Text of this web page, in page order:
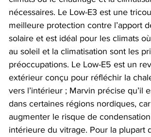
nécessaires. Le Low-E3 est une
meilleure protection contre l’apport
solaire et est idéal pour les climats
au soleil et la climatisation sont les
préoccupations. Le Low-E5 est un
extérieur conçu pour réfléchir la
vers l’intérieur ; Marvin précise qu’il
dans certaines régions nordiques,
augmenter le risque de
intérieure du vitrage. Pour la plupart